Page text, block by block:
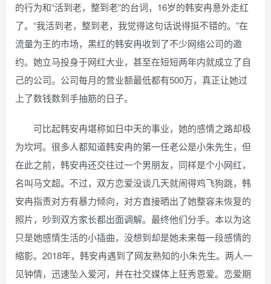
的行为和“活到老，整到老”的台词，16岁的韩安冉意外走红
了。“我活到老，整到老，我觉得这句话说得挺不错的。”在
流量为王的市场，黑红的韩安冉收到了不少网络公司的邀
约。她立马投身于网红大业，甚至在短短两年内就成立了自
己的公司。公司每月的营业额最低都有500万，真正让她过
上了数钱数到手抽筋的日子。
可比起韩安冉堪称如日中天的事业，她的感情之路却极
为坎坷。很多人都知道韩安冉的第一任老公是小朱先生，但
在此之前，韩安冉还交往过一个男朋友，同样是个小网红，
名叫马文超。不过，双方恋爱没谈几天就闹得鸡飞狗跳，韩
安冉指责对方有暴力倾向，对方直接晒出了她整容未恢复的
照片，吵到双方家长都出面调解。最终他们分手。本以为这
只是她感情生活的小插曲，没想到却是她未来每一段感情的
缩影。2018年，韩安冉遇到了网友熟知的小朱先生。两人一
见钟情，迅速坠入爱河，并在社交媒体上狂秀恩爱。恋爱期